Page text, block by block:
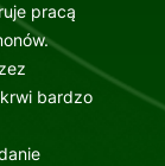
pracą
bardzo